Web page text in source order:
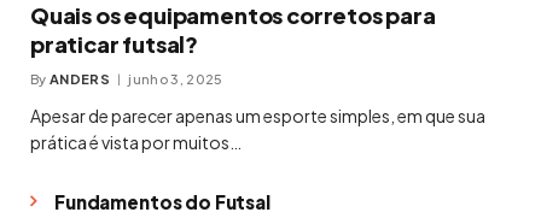
Quais os equipamentos corretos para
praticar futsal?
By ANDERS junho 3, 2025
Apesar de parecer apenas um esporte simples, em que sua
prática é vista por muitos…
Fundamentos do Futsal